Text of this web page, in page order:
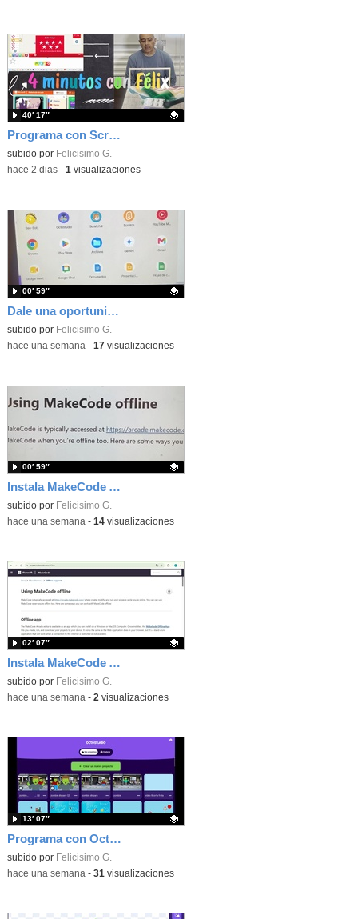
Programa con Scratch juegos con los partidos del mundial 2026 ganados por España
Contenido educativo.
subido por Felicisimo G.
40′ 17″
-hace 2 dias- 1 visualizaciones
Dale una oportunidad a los Chromebooks y utiliza un proyector para realizar talleres si no tienes pantallas táctiles
Contenido educativo.
subido por Felicisimo G.
00′ 59″
-hace una semana - 17 visualizaciones
Instala MakeCode Arcade para trabajar offline en tu tablet, ordenador, Chromebook
Contenido educativo.
subido por Felicisimo G.
00′ 59″
-hace una semana - 14visualizaciones
Instala MakeCode Arcade offline para programar grandes juegos sin necesidad de Internet
Contenido educativo.
subido por Felicisimo G.
02′ 07″
-hace una semana - 2 visualizaciones
Programa con OctoStudio, un juego de disparos contra Zombies con un cargador basado en el House of the dead
Contenido educativo.
subido por Felicisimo G.
13′ 07″
-hace una semana - 31 visualizaciones